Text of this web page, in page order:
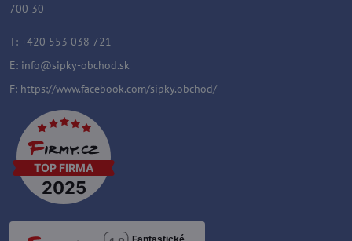
700 30
T: +420 553 038 721
E: info@sipky-obchod.sk
F: https://www.facebook.com/sipky.obchod/